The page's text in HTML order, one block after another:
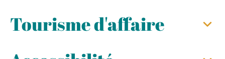
Tourisme d'affaire